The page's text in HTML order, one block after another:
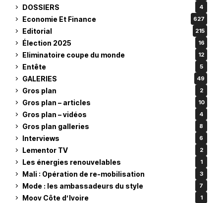
DOSSIERS 4
Economie Et Finance 627
Editorial 215
Élection 2025 16
Eliminatoire coupe du monde 12
Entête 5
GALERIES 49
Gros plan 2
Gros plan – articles 10
Gros plan – vidéos 4
Gros plan galleries 8
Interviews 6
Lementor TV 2
Les énergies renouvelables 1
Mali : Opération de re-mobilisation 3
Mode : les ambassadeurs du style 7
Moov Côte d’Ivoire 1